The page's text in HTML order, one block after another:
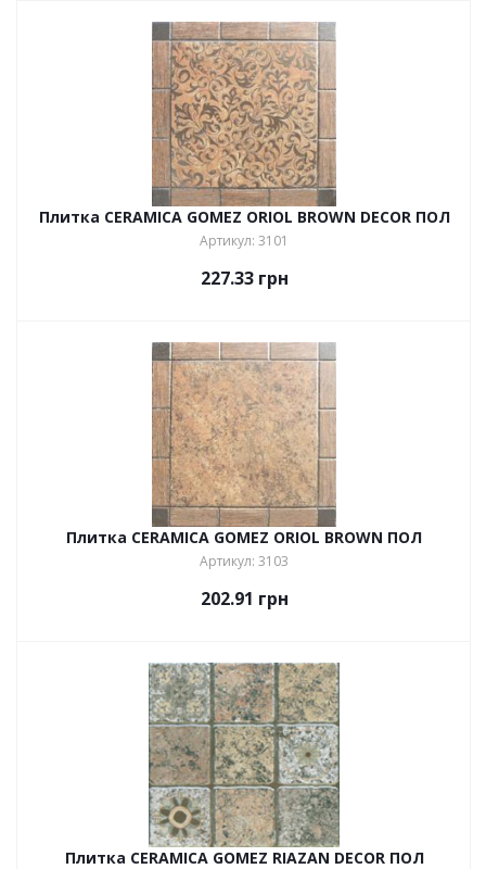
Плитка CERAMICA GOMEZ ORIOL BROWN DECOR ПОЛ
Артикул: 3101
227.33грн
Плитка CERAMICA GOMEZ ORIOL BROWN ПОЛ
Артикул: 3103
202.91 грн
Плитка CERAMICA GOMEZ RIAZAN DECOR ПОЛ